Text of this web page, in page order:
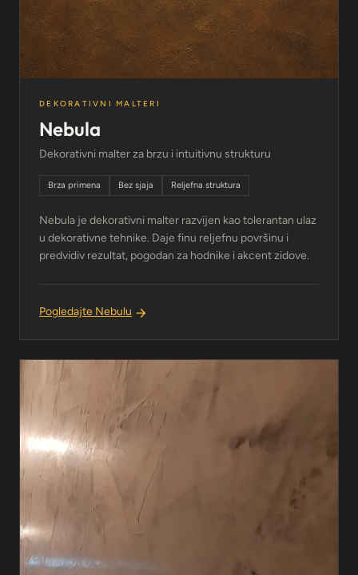
DEKORATIVNI MALTERI
Nebula
Dekorativni malter za brzu i intuitivnu strukturu
Brza primena Bez sjaja Reljefna struktura
Nebula je dekorativni malter razvijen kao tolerantan ulaz
u dekorativne tehnike. Daje finu reljefnu površinu i
predvidiv rezultat, pogodan za hodnike i akcent zidove.
Pogledajte Nebulu